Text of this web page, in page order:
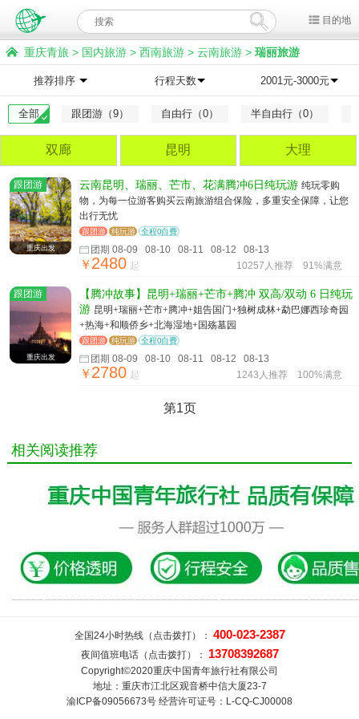
目的地
重庆青旅 > 国内旅游 > 西南旅游 > 云南旅游 > 瑞丽旅游
推荐排序 行程天数 2001元-3000元
全部 跟团游（9） 自由行（0） 半自由行（0）
双廊 昆明 大理
跟团游
重庆出发
云南昆明、瑞丽、芒市、花满腾冲6日纯玩游 纯玩零购
物，为每一位游客购买云南旅游组合保险，多重安全保障，让您
出行无忧
跟团游 纯玩游 全程0自费
团期 08-09 08-10 08-11 08-12 08-13
￥2480 起 10257人推荐 91%满意
跟团游
重庆出发
【腾冲故事】昆明+瑞丽+芒市+腾冲 双高/双动 6 日纯玩
游 昆明+瑞丽+芒市+腾冲+姐告国门+独树成林+勐巴娜西珍奇园
+热海+和顺侨乡+北海湿地+国殇墓园
跟团游 纯玩游 全程0自费
团期 08-09 08-10 08-11 08-12 08-13
￥2780 起 1243人推荐 100%满意
第1页
相关阅读推荐
全国24小时热线（点击拨打）： 400-023-2387
夜间值班电话（点击拨打）： 13708392687
Copyright©2020重庆中国青年旅行社有限公司
地址：重庆市江北区观音桥中信大厦23-7
渝ICP备09056673号 经营许可证号：L-CQ-CJ00008